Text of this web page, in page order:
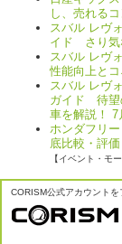
し、売れる
スバル レヴ
イド さり気
スバル レヴ
性能向上と
スバル レヴ
ガイド 待望
車を解説！ 7
ホンダフリ
底比較・評
【イベント・モ
CORISM公式アカウントを